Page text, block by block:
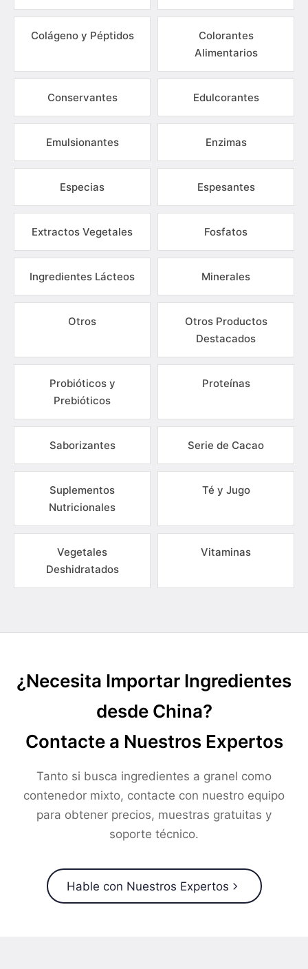
Colágeno y Péptidos
Colorantes
Alimentarios
Conservantes Edulcorantes
Emulsionantes Enzimas
Especias Espesantes
Extractos Vegetales Fosfatos
Ingredientes Lácteos Minerales
Otros
Otros Productos
Destacados
Probióticos y
Prebióticos
Proteínas
Saborizantes Serie de Cacao
Suplementos
Nutricionales
Té y Jugo
Vegetales
Deshidratados
Vitaminas
¿Necesita Importar Ingredientes
desde China?
Contacte a Nuestros Expertos
Tanto si busca ingredientes a granel como
contenedor mixto, contacte con nuestro equipo
para obtener precios, muestras gratuitas y
soporte técnico.
Hable con Nuestros Expertos